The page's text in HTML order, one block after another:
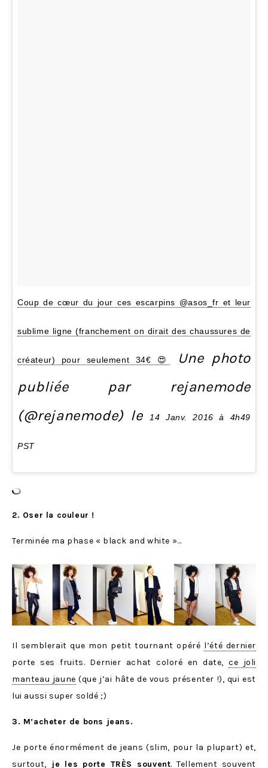
Coup de cœur du jour ces escarpins @asos_fr et leur
sublime ligne (franchement on dirait des chaussures de
créateur) pour seulement 34€ 😍
Une photo
publiée par rejanemode
(@rejanemode) le14 Janv. 2016 à 4h49
PST
2. Oser la couleur !
Terminée ma phase « black and white »…
Il semblerait que mon petit tournant opéré l’été dernier
porte ses fruits. Dernier achat coloré en date,ce joli
manteau jaune (que j’ai hâte de vous présenter !), qui est
lui aussi super soldé ;)
3. M’acheter de bons jeans.
Je porte énormément de jeans (slim, pour la plupart) et,
surtout, je les porte TRÈS souvent. Tellement souvent